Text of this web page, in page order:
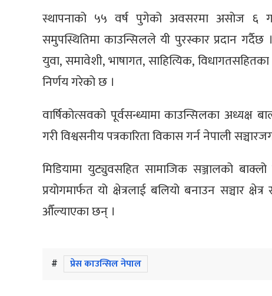
स्थापनाको ५५ वर्ष पुगेको अवसरमा असोज ६ गते
समुपस्थितिमा काउन्सिलले यी पुरस्कार प्रदान
युवा, समावेशी, भाषागत, साहित्यिक,
निर्णय गरेको छ ।
वार्षिकोत्सवको पूर्वसन्ध्यामा काउन्सिलका
गरी विश्वसनीय पत्रकारिता विकास गर्न नेपाली
मिडियामा युट्युवसहित सामाजिक सञ्जालको
प्रयोगमार्फत यो क्षेत्रलाई बलियो बनाउन सञ्चार
औँल्याएका छन् ।
# प्रेस काउन्सिल नेपाल